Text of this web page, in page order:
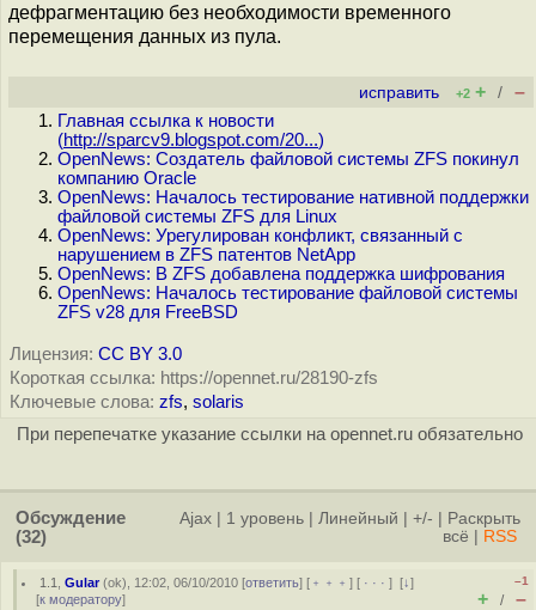
дефрагментацию без необходимости временного
перемещения данных из пула.
исправить +2 + / –
Главная ссылка к новости
(http://sparcv9.blogspot.com/20...)
OpenNews: Создатель файловой системы ZFS покинул
компанию Oracle
OpenNews: Началось тестирование нативной поддержки
файловой системы ZFS для Linux
OpenNews: Урегулирован конфликт, связанный с
нарушением в ZFS патентов NetApp
OpenNews: В ZFS добавлена поддержка шифрования
OpenNews: Началось тестирование файловой системы
ZFS v28 для FreeBSD
Лицензия: CC BY 3.0
Короткая ссылка: https://opennet.ru/28190-zfs
Ключевые слова: zfs, solaris
При перепечатке указание ссылки на opennet.ru обязательно
Обсуждение
(32)
Ajax 1 уровень Линейный +/-
Раскрыть
всё
RSS
1.1 ,Gular(ok), 12:02, 06/10/2010 [ответить] [ ﹢﹢﹢] [ · · ·][↓]
[к модератору]
–1
+ / –